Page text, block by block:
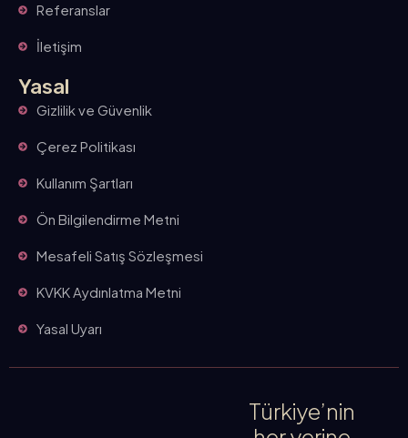
Referanslar
İletişim
Yasal
Gizlilik ve Güvenlik
Çerez Politikası
Kullanım Şartları
Ön Bilgilendirme Metni
Mesafeli Satış Sözleşmesi
KVKK Aydınlatma Metni
Yasal Uyarı
Türkiye’nin